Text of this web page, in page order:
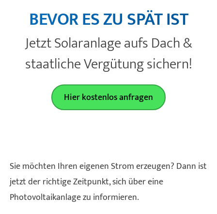
BEVOR ES ZU SPÄT IST
Jetzt Solaranlage aufs Dach &
staatliche Vergütung sichern!
Hier kostenlos anfragen
Sie möchten Ihren eigenen Strom erzeugen? Dann ist
jetzt der richtige Zeitpunkt, sich über eine
Photovoltaikanlage zu informieren.
Animationen ausschalten